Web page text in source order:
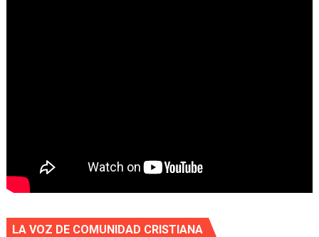
LA VOZ DE COMUNIDAD CRISTIANA